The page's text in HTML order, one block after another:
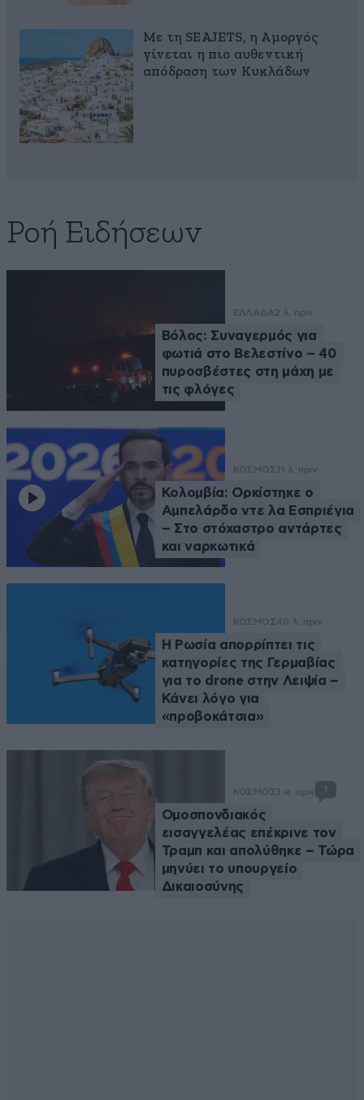
Με τη SEAJETS, η Αμοργός
γίνεται η πιο αυθεντική
απόδραση των Κυκλάδων
Ροή Ειδήσεων
ΕΛΛΑΔΑ2 λ. πριν
Βόλος: Συναγερμός για
φωτιά στο Βελεστίνο – 40
πυροσβέστες στη μάχη με
τις φλόγες
ΚΟΣΜΟΣ 11 λ. πριν
Κολομβία: Ορκίστηκε ο
Αμπελάρδο ντε λα Εσπριέγια
– Στο στόχαστρο αντάρτες
και ναρκωτικά
ΚΟΣΜΟΣ40 λ. πριν
Η Ρωσία απορρίπτει τις
κατηγορίες της Γερμαβίας
για το drone στην Λειψία –
Κάνει λόγο για
«προβοκάτσια»
ΚΟΣΜΟΣ 1 ω. πριν
Ομοσπονδιακός
εισαγγελέας επέκρινε τον
Τραμπ και απολύθηκε – Τώρα
μηνύει το υπουργείο
Δικαιοσύνης